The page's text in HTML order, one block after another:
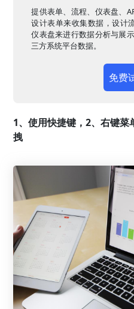
提供表单、流程、仪表盘、
设计表单来收集数据，设计
仪表盘来进行数据分析与展
三方系统平台数据。
免费
1、使用快捷键，2、右键
拽